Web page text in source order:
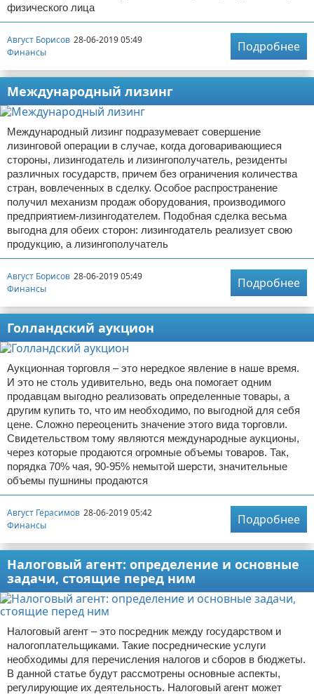
физического лица
Август Борисов 28-06-2019 05:49
Финансы
Подробнее
Международный лизинг
Международный лизинг подразумевает совершение
лизинговой операции в случае, когда договаривающиеся
стороны, лизингодатель и лизингополучатель, резиденты
различных государств, причем без ограничения количества
стран, вовлеченных в сделку. Особое распространение
получил механизм продаж оборудования, производимого
предприятием-лизингодателем. Подобная сделка весьма
выгодна для обеих сторон: лизингодатель реализует свою
продукцию, а лизингополучатель
Август Борисов 28-06-2019 05:49
Финансы
Подробнее
Голландский аукцион
Аукционная торговля – это нередкое явление в наше время.
И это не столь удивительно, ведь она помогает одним
продавцам выгодно реализовать определенные товары, а
другим купить то, что им необходимо, по выгодной для себя
цене. Сложно переоценить значение этого вида торговли.
Свидетельством тому являются международные аукционы,
через которые продаются огромные объемы товаров. Так,
порядка 70% чая, 90-95% немытой шерсти, значительные
объемы пушнины продаются
Август Герасимов 28-06-2019 05:42
Финансы
Подробнее
Налоговый агент: определение и основные
задачи, стоящие перед ним
Налоговый агент – это посредник между государством и
налогоплательщиками. Такие посреднические услуги
необходимы для перечисления налогов и сборов в бюджеты.
В данной статье будут рассмотрены основные аспекты,
регулирующие их деятельность. Налоговый агент может